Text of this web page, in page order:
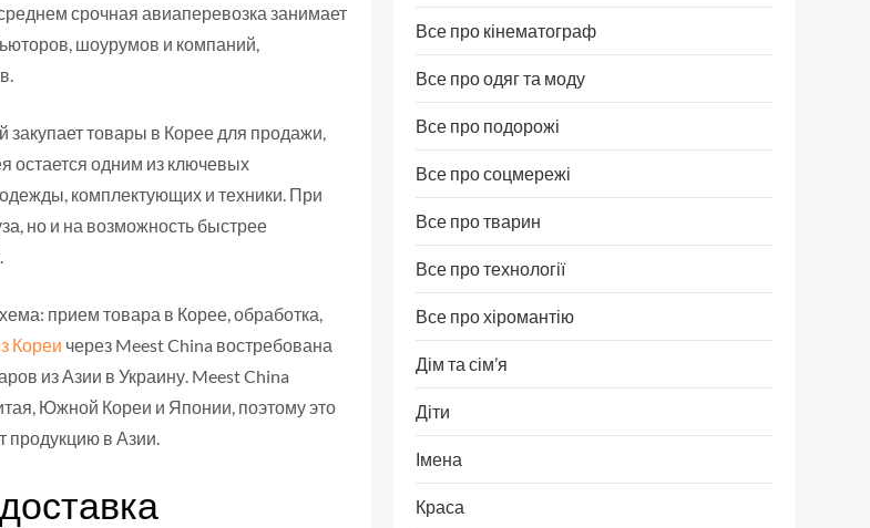
срочная авиаперевозка занимает
шоурумов и компаний,
закупает товары в Корее для продажи,
остается одним из ключевых
комплектующих и техники. При
но и на возможность быстрее
прием товара в Корее, обработка,
Кореи через Meest China востребована
из Азии в Украину. Meest China
Южной Кореи и Японии, поэтому это
продукцию в Азии.
Все про кінематограф
Все про одяг та моду
Все про подорожі
Все про соцмережі
Все про тварин
Все про технології
Все про хіромантію
Дім та сім’я
Діти
Імена
Краса